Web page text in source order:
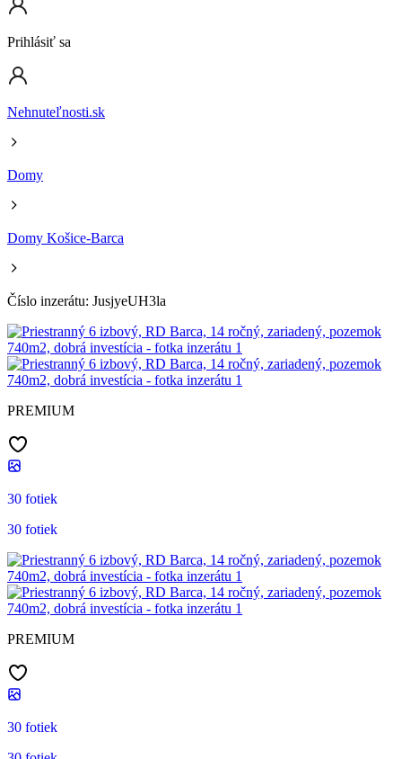
Prihlásiť sa
Nehnuteľnosti.sk
Domy
Domy Košice-Barca
Číslo inzerátu: JusjyeUH3la
PREMIUM
30 fotiek
30 fotiek
PREMIUM
30 fotiek